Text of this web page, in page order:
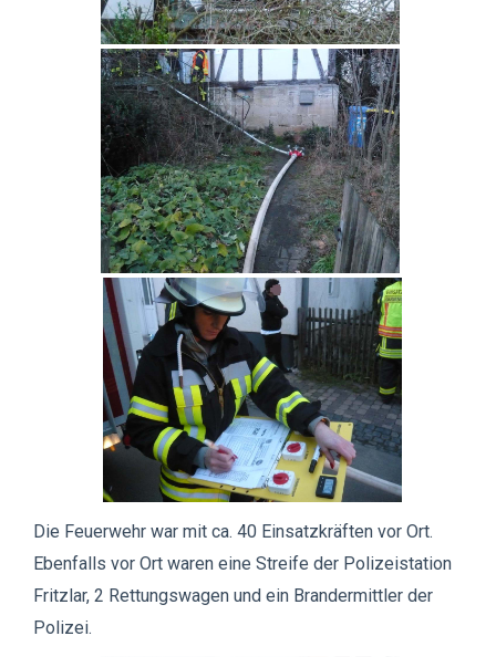
Die Feuerwehr war mit ca. 40 Einsatzkräften vor Ort.
Ebenfalls vor Ort waren eine Streife der Polizeistation
Fritzlar, 2 Rettungswagen und ein Brandermittler der
Polizei.